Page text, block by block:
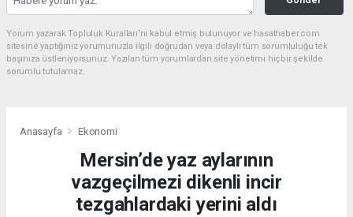
Yorum yazarak Topluluk Kuralları’nı kabul etmiş bulunuyor ve hasathaber.com
sitesine yaptığınız yorumunuzla ilgili doğrudan veya dolaylı tüm sorumluluğu tek
başınıza üstleniyorsunuz. Yazılan tüm yorumlardan site yönetimi hiçbir şekilde
sorumlu tutulamaz.
Anasayfa Ekonomi
Mersin’de yaz aylarının
vazgeçilmezi dikenli incir
tezgahlardaki yerini aldı